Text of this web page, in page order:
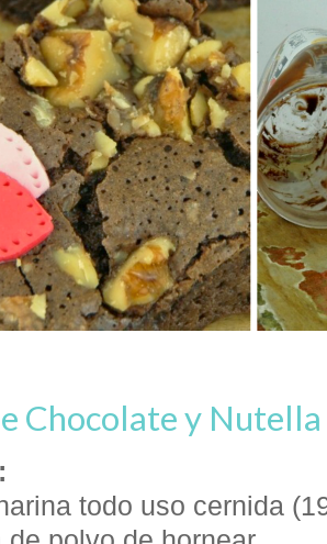
Chocolate y Nutella
todo uso cernida